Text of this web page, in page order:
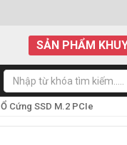
SẢN PHẨM
Ổ Cứng SSD M.2 PCIe